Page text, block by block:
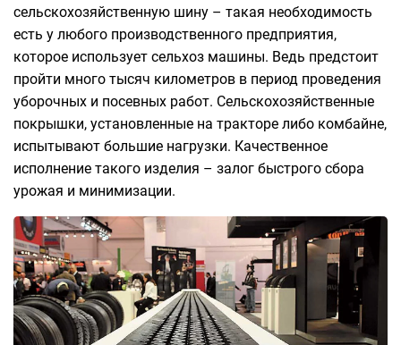
сельскохозяйственную шину – такая необходимость
есть у любого производственного предприятия,
которое использует сельхоз машины. Ведь предстоит
пройти много тысяч километров в период проведения
уборочных и посевных работ. Сельскохозяйственные
покрышки, установленные на тракторе либо комбайне,
испытывают большие нагрузки. Качественное
исполнение такого изделия – залог быстрого сбора
урожая и минимизации.